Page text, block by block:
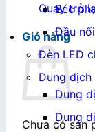
Quay trở
Giỏ hàng
Chưa có sản
Béc
Đầu
Đèn LED
Dung
Dung
Dung